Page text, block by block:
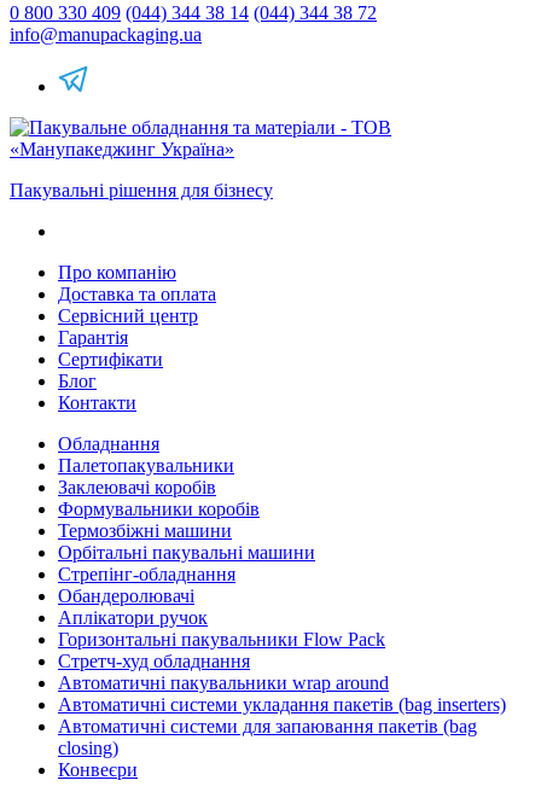
0 800 330 409 (044) 344 38 14 (044) 344 38 72
info@manupackaging.ua
Пакувальні рішення для бізнесу
Про компанію
Доставка та оплата
Сервісний центр
Гарантія
Сертифікати
Блог
Контакти
Обладнання
Палетопакувальники
Заклеювачі коробів
Формувальники коробів
Термозбіжні машини
Орбітальні пакувальні машини
Стрепінг-обладнання
Обандеролювачі
Аплікатори ручок
Горизонтальні пакувальники Flow Pack
Стретч-худ обладнання
Автоматичні пакувальники wrap around
Автоматичні системи укладання пакетів (bag inserters)
Автоматичні системи для запаювання пакетів (bag
closing)
Конвеєри